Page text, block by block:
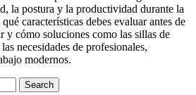
la postura y la productividad durante la
características debes evaluar antes de
y cómo soluciones como las sillas de
necesidades de profesionales,
modernos.